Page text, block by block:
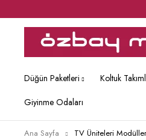
Düğün Paketleri Koltuk
Giyinme Odaları
Ana Sayfa TV Üniteleri